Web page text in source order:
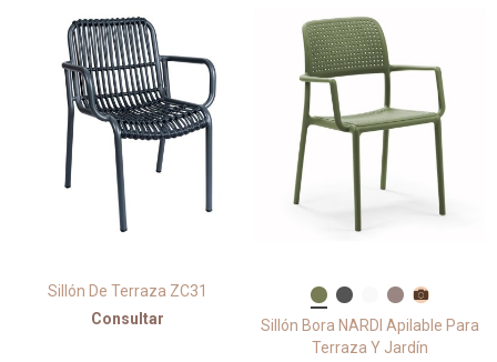
Sillón De Terraza ZC31
Consultar
Sillón Bora NARDI Apilable Para
Terraza Y Jardín